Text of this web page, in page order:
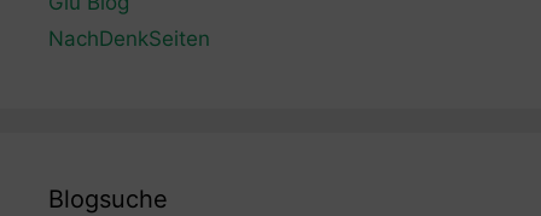
NachDenkSeiten
Blogsuche